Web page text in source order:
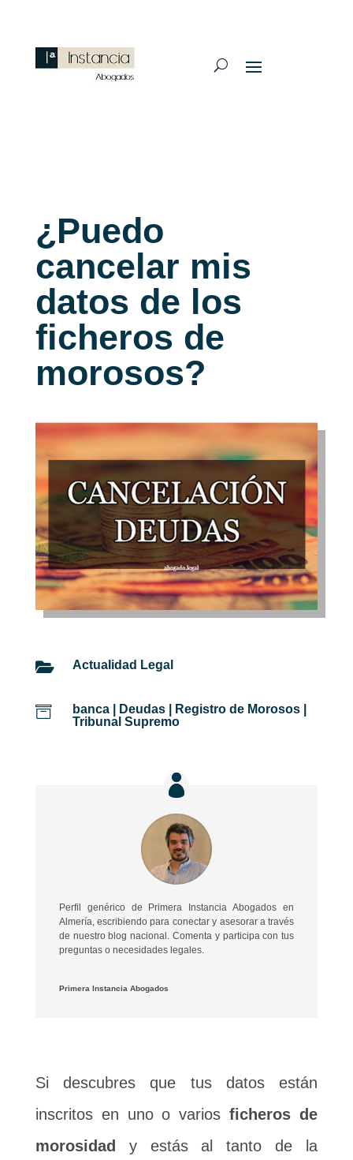
¿Puedo
cancelar mis
datos de los
ficheros de
morosos?
 Actualidad Legal
 banca| Deudas| Registro de Morosos|
Tribunal Supremo
Perfil genérico de Primera Instancia Abogados en
Almería, escribiendo para conectar y asesorar a través
de nuestro blog nacional. Comenta y participa con tus
preguntas o necesidades legales.
Primera Instancia Abogados
Si descubres que tus datos están
inscritos en uno o variosficheros de
morosidad
y estás al tanto de la